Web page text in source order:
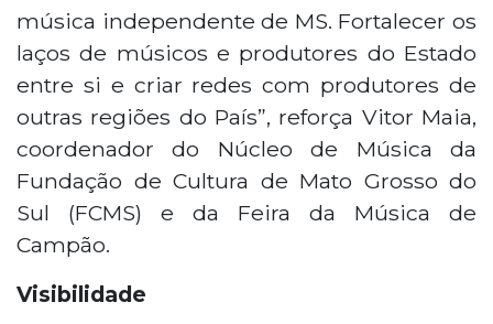
música independente de MS. Fortalecer os
laços de músicos e produtores do Estado
entre si e criar redes com produtores de
outras regiões do País”, reforça Vitor Maia,
coordenador do Núcleo de Música da
Fundação de Cultura de Mato Grosso do
Sul (FCMS) e da Feira da Música de
Campão.
Visibilidade